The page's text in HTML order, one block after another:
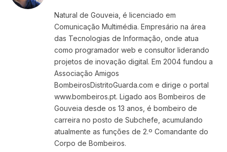
Natural de Gouveia, é licenciado em
Comunicação Multimédia. Empresário na área
das Tecnologias de Informação, onde atua
como programador web e consultor liderando
projetos de inovação digital. Em 2004 fundou a
Associação Amigos
BombeirosDistritoGuarda.com e dirige o portal
www.bombeiros.pt. Ligado aos Bombeiros de
Gouveia desde os 13 anos, é bombeiro de
carreira no posto de Subchefe, acumulando
atualmente as funções de 2.º Comandante do
Corpo de Bombeiros.